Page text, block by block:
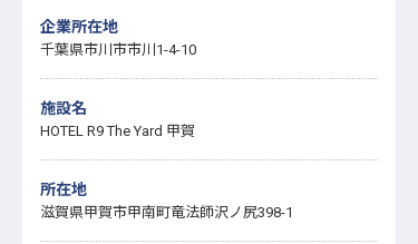
企業所在地
千葉県市川市市川1-4-10
施設名
HOTEL R9 The Yard 甲賀
所在地
滋賀県甲賀市甲南町竜法師沢ノ尻398-1